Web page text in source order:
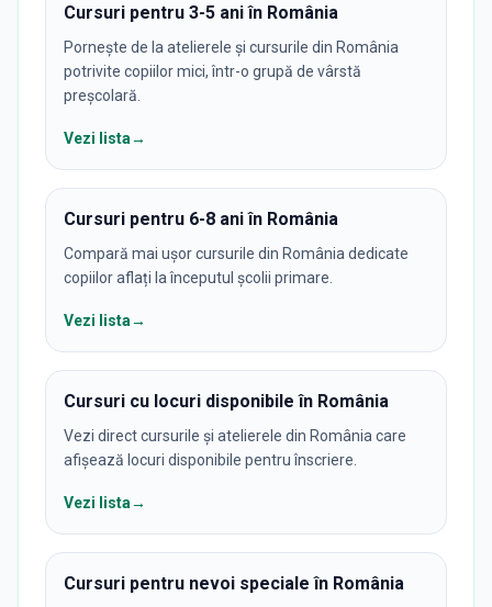
Cursuri pentru 3-5 ani în România
Pornește de la atelierele și cursurile din România
potrivite copiilor mici, într-o grupă de vârstă
preșcolară.
Vezi lista→
Cursuri pentru 6-8 ani în România
Compară mai ușor cursurile din România dedicate
copiilor aflați la începutul școlii primare.
Vezi lista→
Cursuri cu locuri disponibile în România
Vezi direct cursurile și atelierele din România care
afișează locuri disponibile pentru înscriere.
Vezi lista→
Cursuri pentru nevoi speciale în România